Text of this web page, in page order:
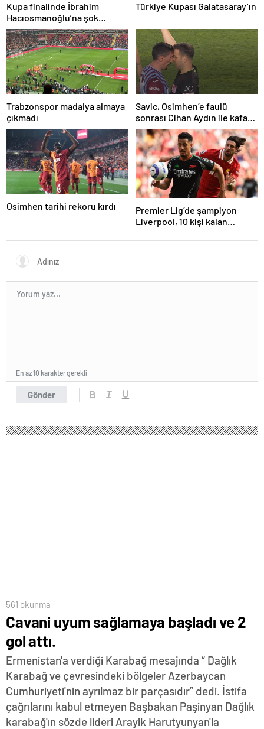
Kupa finalinde İbrahim
Hacıosmanoğlu’na şok
protesto!
Türkiye Kupası Galatasaray’ın
Trabzonspor madalya almaya
çıkmadı
Savic, Osimhen’e faulü
sonrası Cihan Aydın ile kafa
kafaya geldi!
Osimhen tarihi rekoru kırdı
Premier Lig’de şampiyon
Liverpool, 10 kişi kalan
Gönder
En az 10 karakter gerekli
561 okunma
Cavani uyum sağlamaya başladı ve 2
gol attı.
Ermenistan'a verdiği Karabağ mesajında “ Dağlık
Karabağ ve çevresindeki bölgeler Azerbaycan
Cumhuriyeti'nin ayrılmaz bir parçasıdır” dedi. İstifa
çağrılarını kabul etmeyen Başbakan Paşinyan Dağlık
karabağ'ın sözde lideri Arayik Harutyunyan'la